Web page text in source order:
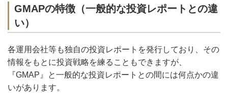
GMAPの特徴（一般的な投資レポートとの違
い）
各運用会社等も独自の投資レポートを発行しており、その
情報をもとに投資戦略を練ることもできますが、
『GMAP』と一般的な投資レポートとの間には何点かの違
いがあります。